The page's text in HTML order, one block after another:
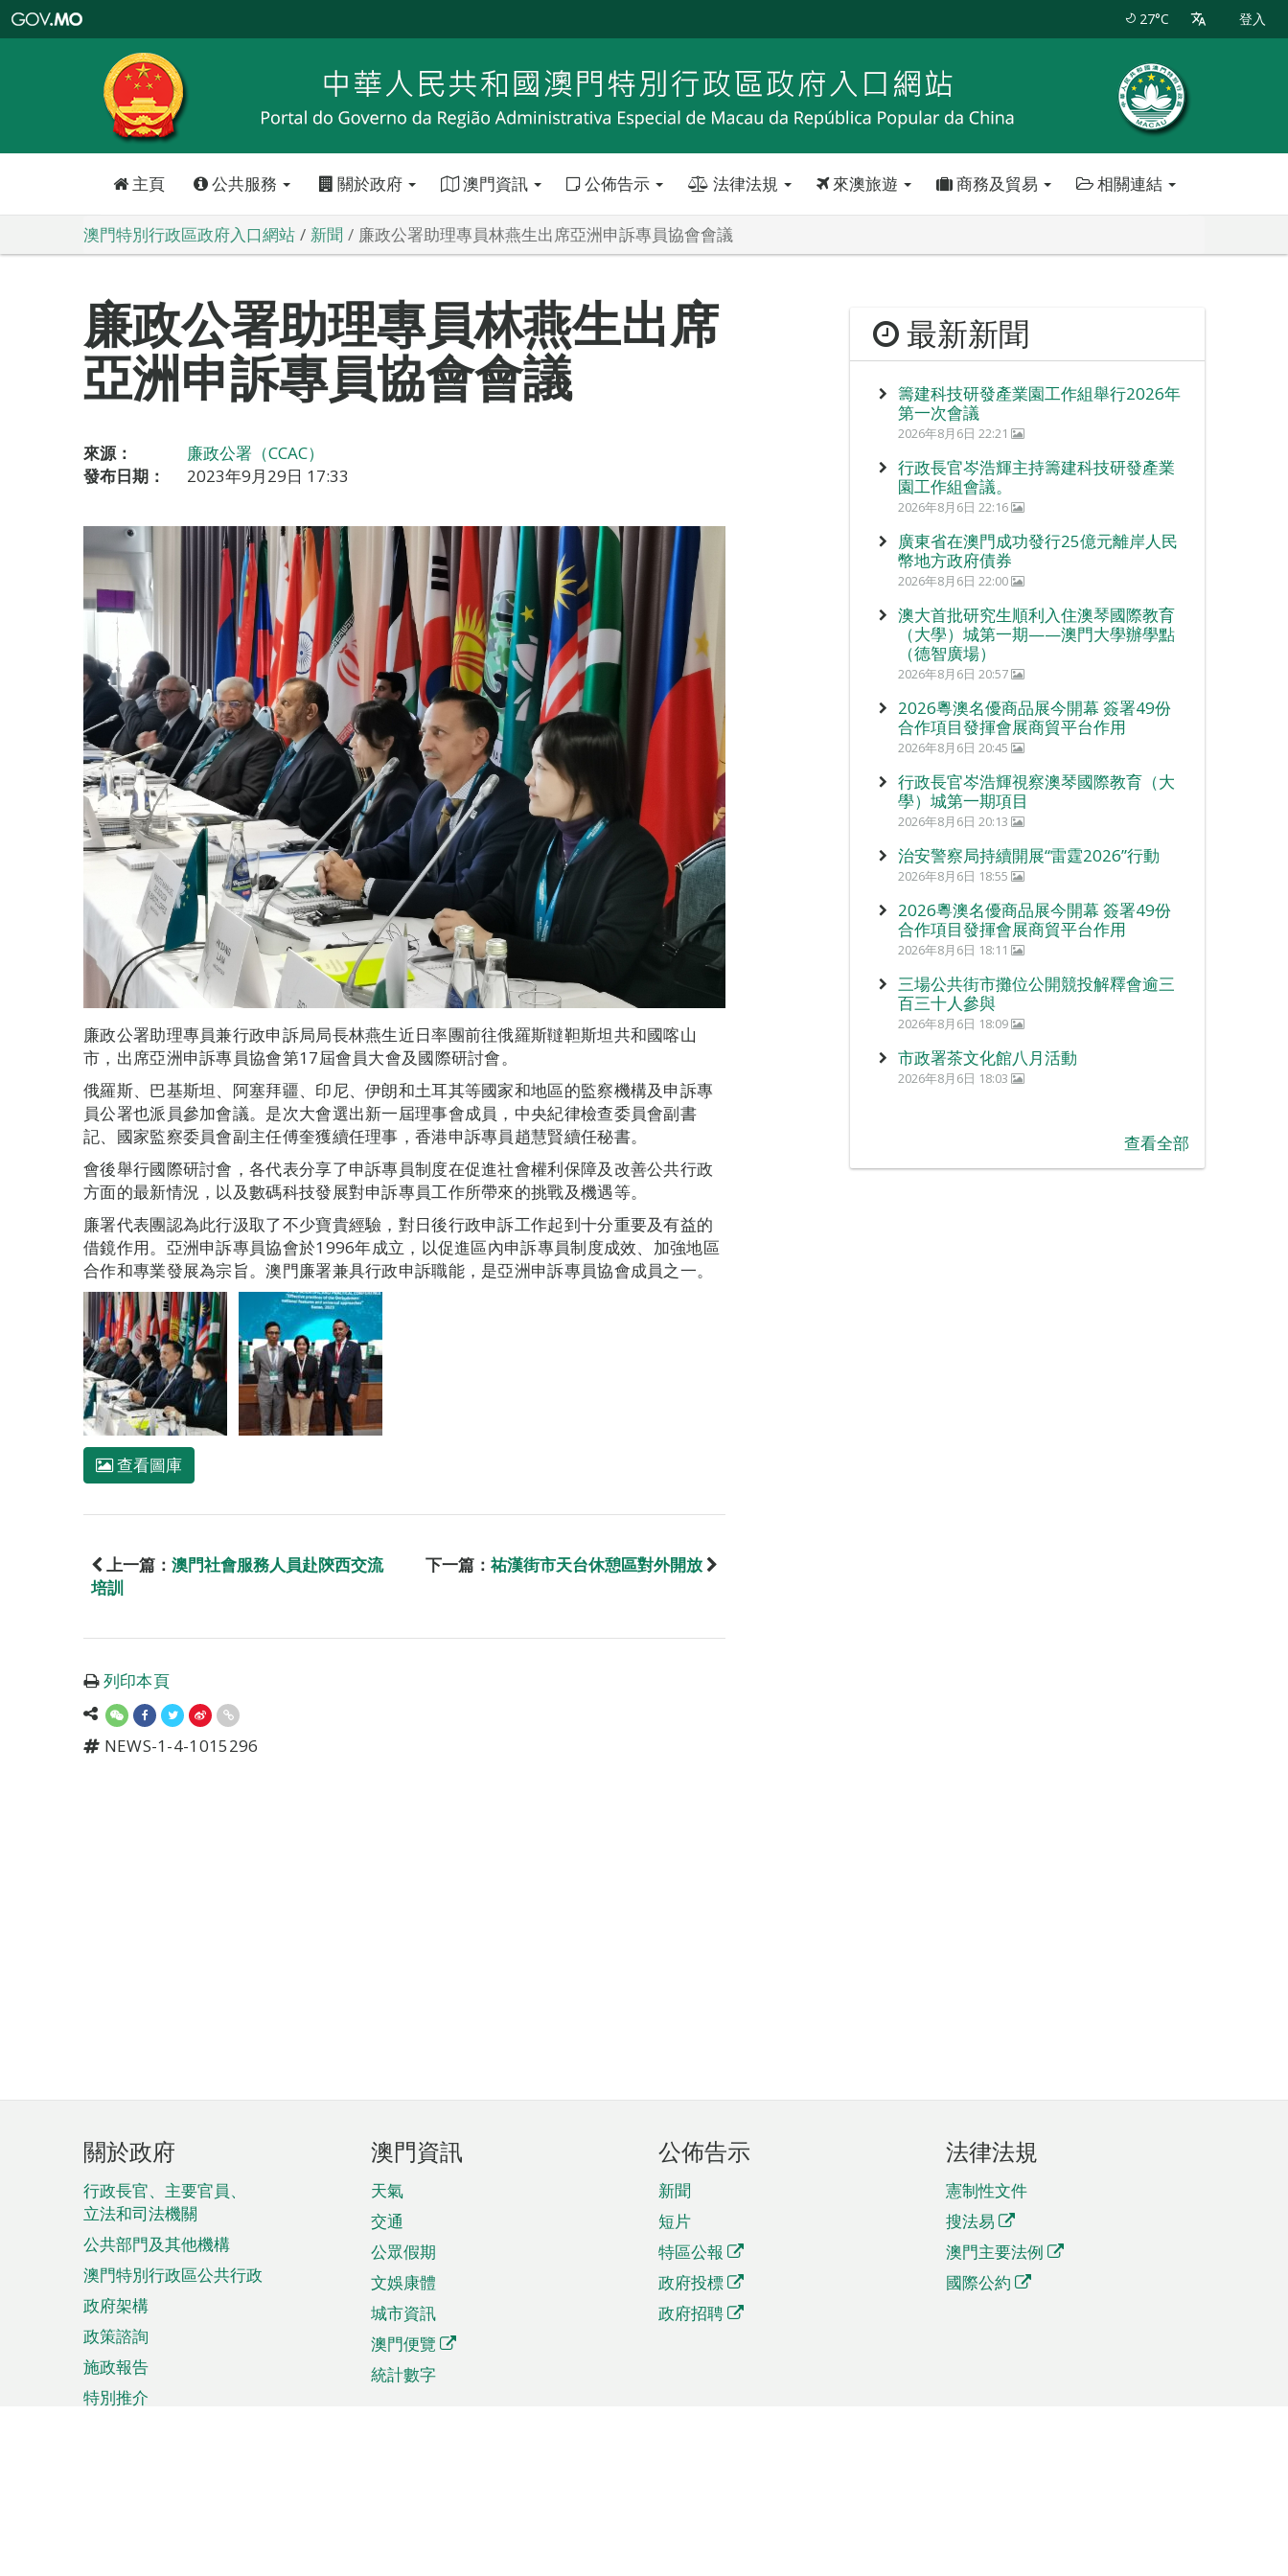
特
政
區
政
口
27°C 登入
主頁 公共服務 關於政府 澳門資訊 公佈告示 法律法規 來澳旅遊 商務及貿易 相關連結
澳門特別行政區政府入口網站 新聞 廉政公署助理專員林燕生出席亞洲申訴專員協會會議
廉政公署助理專員林燕生出席
亞洲申訴專員協會會議
來源：
廉政公署（CCAC）
發布日期：
2023年9月29日 17:33
廉政公署助理專員兼行政申訴局局長林燕生近日率團前往俄羅斯韃靼斯坦共和國喀山
市，出席亞洲申訴專員協會第17屆會員大會及國際研討會。
俄羅斯、巴基斯坦、阿塞拜疆、印尼、伊朗和土耳其等國家和地區的監察機構及申訴專
員公署也派員參加會議。是次大會選出新一屆理事會成員，中央紀律檢查委員會副書
記、國家監察委員會副主任傅奎獲續任理事，香港申訴專員趙慧賢續任秘書。
會後舉行國際研討會，各代表分享了申訴專員制度在促進社會權利保障及改善公共行政
方面的最新情況，以及數碼科技發展對申訴專員工作所帶來的挑戰及機遇等。
廉署代表團認為此行汲取了不少寶貴經驗，對日後行政申訴工作起到十分重要及有益的
借鏡作用。亞洲申訴專員協會於1996年成立，以促進區內申訴專員制度成效、加強地區
合作和專業發展為宗旨。澳門廉署兼具行政申訴職能，是亞洲申訴專員協會成員之一。
查看圖庫
上一篇： 澳門社會服務人員赴陝西交流
培訓
下一篇： 祐漢街市天台休憩區對外開放
列印本頁
NEWS-1-4-1015296
最新新聞
籌建科技研發產業園工作組舉行2026年
第一次會議
2026年8月6日 22:21
行政長官岑浩輝主持籌建科技研發產業
園工作組會議。
2026年8月6日 22:16
廣東省在澳門成功發行25億元離岸人民
幣地方政府債券
2026年8月6日 22:00
澳大首批研究生順利入住澳琴國際教育
（大學）城第一期——澳門大學辦學點
（德智廣場）
2026年8月6日 20:57
2026粵澳名優商品展今開幕 簽署49份
合作項目發揮會展商貿平台作用
2026年8月6日 20:45
行政長官岑浩輝視察澳琴國際教育（大
學）城第一期項目
2026年8月6日 20:13
治安警察局持續開展“雷霆2026”行動
2026年8月6日 18:55
2026粵澳名優商品展今開幕 簽署49份
合作項目發揮會展商貿平台作用
2026年8月6日 18:11
三場公共街市攤位公開競投解釋會逾三
百三十人參與
2026年8月6日 18:09
市政署茶文化館八月活動
2026年8月6日 18:03
查看全部
頁
腳
菜
單
關於政府
行政長官、主要官員、
立法和司法機關
公共部門及其他機構
澳門特別行政區公共行政
政府架構
政策諮詢
施政報告
特別推介
澳門資訊
天氣
交通
公眾假期
文娛康體
城市資訊
澳門便覽
統計數字
公佈告示
新聞
短片
特區公報
政府投標
政府招聘
法律法規
憲制性文件
搜法易
澳門主要法例
國際公約